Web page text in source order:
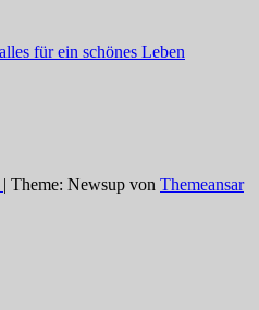
| Theme: Newsup von Themeansar